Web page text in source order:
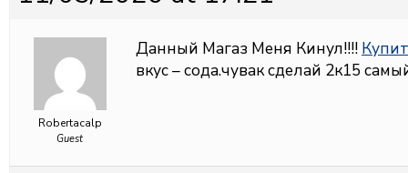
Robertacalp
Guest
Данный Магаз Меня Кинул!!!!
вкус – сода.чувак сделай 2к15